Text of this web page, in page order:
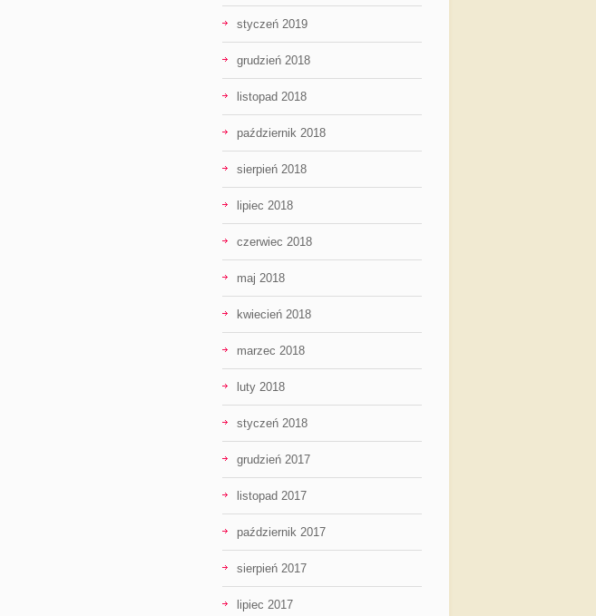
styczeń 2019
grudzień 2018
listopad 2018
październik 2018
sierpień 2018
lipiec 2018
czerwiec 2018
maj 2018
kwiecień 2018
marzec 2018
luty 2018
styczeń 2018
grudzień 2017
listopad 2017
październik 2017
sierpień 2017
lipiec 2017